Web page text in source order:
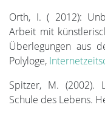
Orth, I. ( 2012):
Arbeit mit
Überlegungen aus
Polyloge,
Spitzer, M. (2002).
Schule des Lebens.